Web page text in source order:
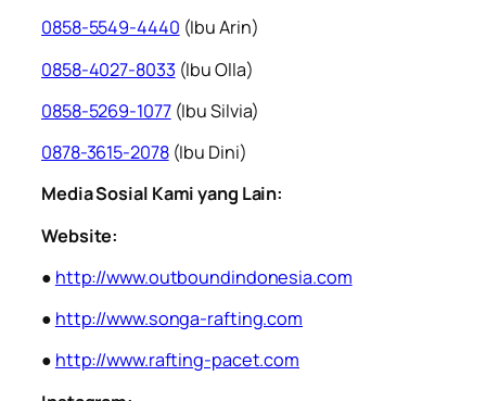
0858-5549-4440 (Ibu Arin)
0858-4027-8033 (Ibu Olla)
0858-5269-1077(Ibu Silvia)
0878-3615-2078(Ibu Dini)
Media Sosial Kami yang Lain:
Website:
● http://www.outboundindonesia.com
● http://www.songa-rafting.com
● http://www.rafting-pacet.com